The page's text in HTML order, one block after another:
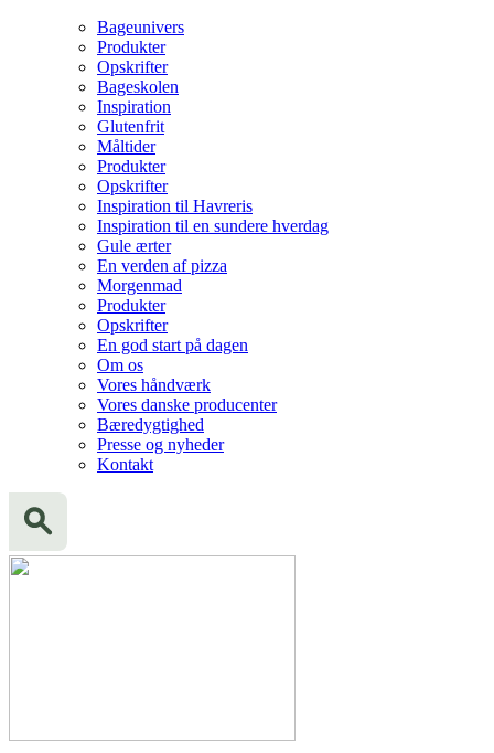
Bageunivers
Produkter
Opskrifter
Bageskolen
Inspiration
Glutenfrit
Måltider
Produkter
Opskrifter
Inspiration til Havreris
Inspiration til en sundere hverdag
Gule ærter
En verden af pizza
Morgenmad
Produkter
Opskrifter
En god start på dagen
Om os
Vores håndværk
Vores danske producenter
Bæredygtighed
Presse og nyheder
Kontakt